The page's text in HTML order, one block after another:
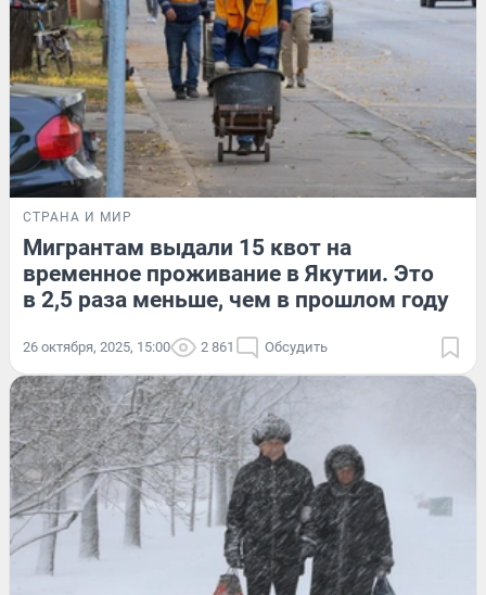
СТРАНА И МИР
Мигрантам выдали 15 квот на
временное проживание в Якутии. Это
в 2,5 раза меньше, чем в прошлом году
26 октября, 2025, 15:00 2 861 Обсудить